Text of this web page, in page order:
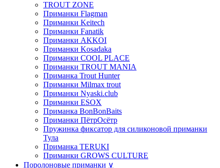
TROUT ZONE
Приманки Flagman
Приманки Keitech
Приманки Fanatik
Приманки AKKOI
Приманки Kosadaka
Приманки COOL PLACE
Приманки TROUT MANIA
Приманка Trout Hunter
Приманки Milmax trout
Приманки Nyaski.club
Приманки ESOX
Приманка BonBonBaits
Приманки ПётрОсётр
Пружинка фиксатор для силиконовой приманки
Тула
Приманка TERUKI
Приманки GROWS CULTURE
Поролоновые приманки ∨